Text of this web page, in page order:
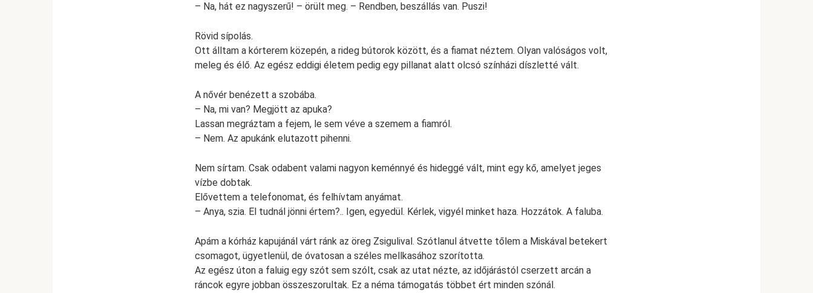
– Na, hát ez nagyszerű! – örült meg. – Rendben, beszállás van. Puszi!
Rövid sípolás.
Ott álltam a kórterem közepén, a rideg bútorok között, és a fiamat néztem. Olyan valóságos volt,
meleg és élő. Az egész eddigi életem pedig egy pillanat alatt olcsó színházi díszletté vált.
A nővér benézett a szobába.
– Na, mi van? Megjött az apuka?
Lassan megráztam a fejem, le sem véve a szemem a fiamról.
– Nem. Az apukánk elutazott pihenni.
Nem sírtam. Csak odabent valami nagyon keménnyé és hideggé vált, mint egy kő, amelyet jeges
vízbe dobtak.
Elővettem a telefonomat, és felhívtam anyámat.
– Anya, szia. El tudnál jönni értem?.. Igen, egyedül. Kérlek, vigyél minket haza. Hozzátok. A faluba.
Apám a kórház kapujánál várt ránk az öreg Zsigulival. Szótlanul átvette tőlem a Miskával betekert
csomagot, ügyetlenül, de óvatosan a széles mellkasához szorította.
Az egész úton a faluig egy szót sem szólt, csak az utat nézte, az időjárástól cserzett arcán a
ráncok egyre jobban összeszorultak. Ez a néma támogatás többet ért minden szónál.